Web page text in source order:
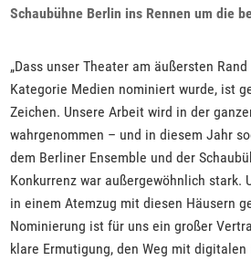
Schaubühne Berlin ins Rennen um die
„Dass unser Theater am äußersten
Kategorie Medien nominiert wurde, ist
Zeichen. Unsere Arbeit wird in der
wahrgenommen – und in diesem Jahr
dem Berliner Ensemble und der
Konkurrenz war außergewöhnlich stark.
in einem Atemzug mit diesen Häusern
Nominierung ist für uns ein großer
klare Ermutigung, den Weg mit digitalen